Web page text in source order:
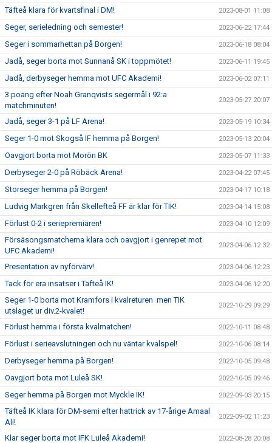
Täfteå klara för kvartsfinal i DM! 2023-08-01 11:08
Seger, serieledning och semester! 2023-06-22 17:44
Seger i sommarhettan på Borgen! 2023-06-18 08:04
Jadå, seger borta mot Sunnanå SK i toppmötet! 2023-06-11 19:45
Jadå, derbyseger hemma mot UFC Akademi! 2023-06-02 07:11
3 poäng efter Noah Granqvists segermål i 92:a
matchminuten!
2023-05-27 20:07
Jadå, seger 3-1 på LF Arena! 2023-05-19 10:34
Seger 1-0 mot Skogså IF hemma på Borgen! 2023-05-13 20:04
Oavgjort borta mot Morön BK 2023-05-07 11:33
Derbyseger 2-0 på Röbäck Arena! 2023-04-22 07:45
Storseger hemma på Borgen! 2023-04-17 10:18
Ludvig Markgren från Skellefteå FF är klar för TIK! 2023-04-14 15:08
Förlust 0-2 i seriepremiären! 2023-04-10 12:09
Försäsongsmatcherna klara och oavgjort i genrepet mot
UFC Akademi!
2023-04-06 12:32
Presentation av nyförvärv! 2023-04-06 12:23
Tack för era insatser i Täfteå IK! 2023-04-06 12:20
Seger 1-0 borta mot Kramfors i kvalreturen men TIK
utslaget ur div.2-kvalet!
2022-10-29 09:29
Förlust hemma i första kvalmatchen! 2022-10-11 08:48
Förlust i serieavslutningen och nu väntar kvalspel! 2022-10-06 08:14
Derbyseger hemma på Borgen! 2022-10-05 09:48
Oavgjort bota mot Luleå SK! 2022-10-05 09:46
Seger hemma på Borgen mot Myckle IK! 2022-09-03 20:15
Täfteå IK klara för DM-semi efter hattrick av 17-årige Amaal
Ali!
2022-09-02 11:23
Klar seger borta mot IFK Luleå Akademi! 2022-08-28 20:08